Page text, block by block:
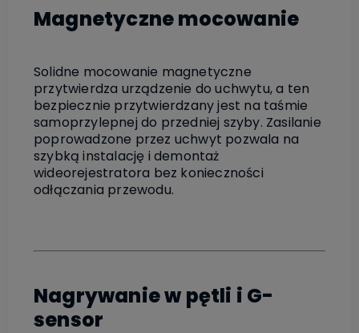
Magnetyczne mocowanie
Solidne mocowanie magnetyczne
przytwierdza urządzenie do uchwytu, a ten
bezpiecznie przytwierdzany jest na taśmie
samoprzylepnej do przedniej szyby. Zasilanie
poprowadzone przez uchwyt pozwala na
szybką instalację i demontaż
wideorejestratora bez konieczności
odłączania przewodu.
Nagrywanie w pętli i G-
sensor